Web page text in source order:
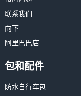
联系我们
向下
阿里巴巴店
包和配件
防水自行车包